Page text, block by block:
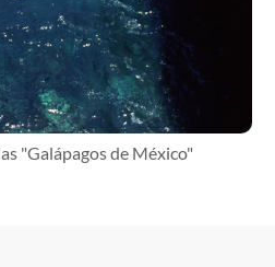
"Galápagos de México"